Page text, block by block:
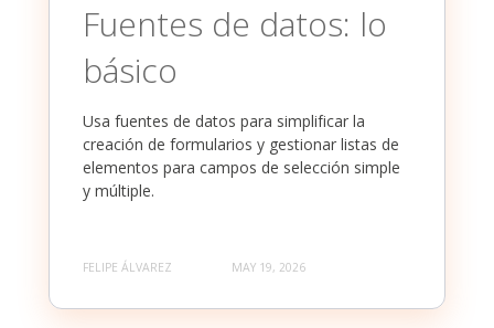
Fuentes de datos: lo
básico
Usa fuentes de datos para simplificar la
creación de formularios y gestionar listas de
elementos para campos de selección simple
y múltiple.
FELIPE ÁLVAREZ MAY 19, 2026